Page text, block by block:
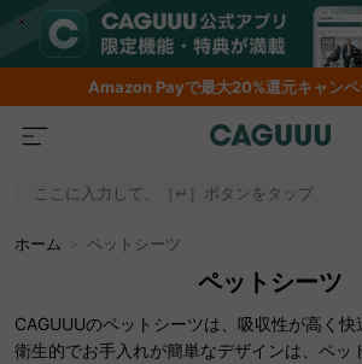
AmazonPayで最大20%還元キャンペ
ここに入力して、［↵］ボタンをタップ
ホーム ペットシーツ
ペットシーツ
CAGUUUのペットシーツは、吸収性が高く快
衛生的でお手入れが簡単なデザインは、ペッ